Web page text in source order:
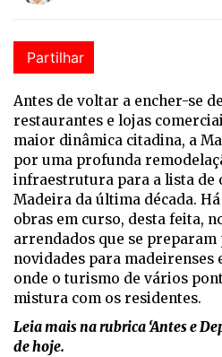
Partilhar
Antes de voltar a encher-se
restaurantes e lojas
maior dinâmica citadina, a
por uma profunda
infraestrutura para a lista de
Madeira da última década.
obras em curso, desta feita,
arrendados que se
novidades para madeirenses
onde o turismo de vários
mistura com os residentes.
Leia mais na rubrica ‘Antes e
de hoje.